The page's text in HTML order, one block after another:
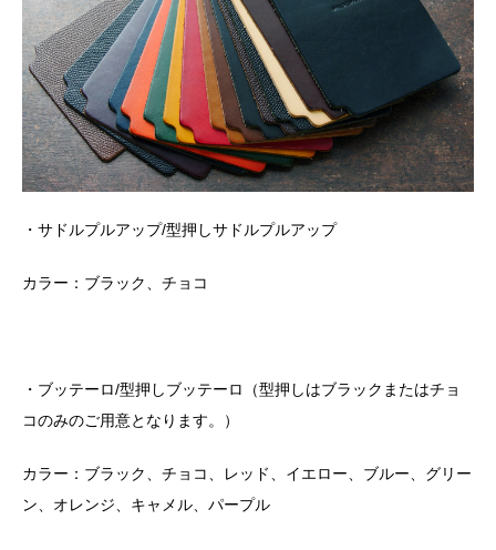
・サドルプルアップ/型押しサドルプルアップ
カラー：ブラック、チョコ
・ブッテーロ/型押しブッテーロ（型押しはブラックまたはチョ
コのみのご用意となります。）
カラー：ブラック、チョコ、レッド、イエロー、ブルー、グリー
ン、オレンジ、キャメル、パープル